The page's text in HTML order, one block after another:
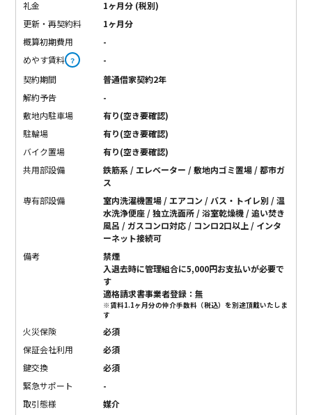
礼金
1ヶ月分 (税別)
更新・再契約料
1ヶ月分
概算初期費用
-
めやす賃料 ？
-
契約期間
普通借家契約2年
解約予告
-
敷地内駐車場
有り(空き要確認)
駐輪場
有り(空き要確認)
バイク置場
有り(空き要確認)
共用部設備
鉄筋系 / エレベーター / 敷地内ゴミ置場 / 都市ガ
ス
専有部設備
室内洗濯機置場 / エアコン / バス・トイレ別 / 温
水洗浄便座 / 独立洗面所 / 浴室乾燥機 / 追い焚き
風呂 / ガスコンロ対応 / コンロ2口以上 / インタ
ーネット接続可
備考
禁煙
入退去時に管理組合に5,000円お支払いが必要で
す
適格請求書事業者登録：無
※賃料1.1ヶ月分の仲介手数料（税込）を別途頂戴いたしま
す
火災保険
必須
保証会社利用
必須
鍵交換
必須
緊急サポート
-
取引態様
媒介